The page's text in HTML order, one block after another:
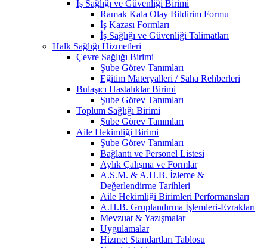
İş Sağlığı ve Güvenliği Birimi
Ramak Kala Olay Bildirim Formu
İş Kazası Formları
İş Sağlığı ve Güvenliği Talimatları
Halk Sağlığı Hizmetleri
Çevre Sağlığı Birimi
Şube Görev Tanımları
Eğitim Materyalleri / Saha Rehberleri
Bulaşıcı Hastalıklar Birimi
Şube Görev Tanımları
Toplum Sağlığı Birimi
Şube Görev Tanımları
Aile Hekimliği Birimi
Şube Görev Tanımları
Bağlantı ve Personel Listesi
Aylık Çalışma ve Formlar
A.S.M. & A.H.B. İzleme &
Değerlendirme Tarihleri
Aile Hekimliği Birimleri Performansları
A.H.B. Gruplandırma İşlemleri-Evrakları
Mevzuat & Yazışmalar
Uygulamalar
Hizmet Standartları Tablosu